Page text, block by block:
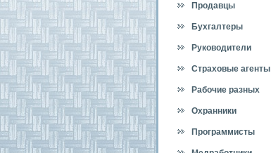
Продавцы
Бухгалтеры
Руководители
Страховые агенты
Рабочие разных
специальностей
Охранники
Программисты